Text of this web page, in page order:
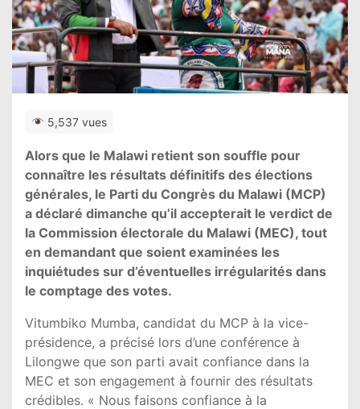
5,537 vues
Alors que le Malawi retient son souffle pour
connaître les résultats définitifs des élections
générales, le Parti du Congrès du Malawi (MCP)
a déclaré dimanche qu’il accepterait le verdict de
la Commission électorale du Malawi (MEC), tout
en demandant que soient examinées les
inquiétudes sur d’éventuelles irrégularités dans
le comptage des votes.
Vitumbiko Mumba, candidat du MCP à la vice-
présidence, a précisé lors d’une conférence à
Lilongwe que son parti avait confiance dans la
MEC et son engagement à fournir des résultats
crédibles. « Nous faisons confiance à la